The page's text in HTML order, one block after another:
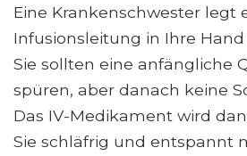
Eine Krankenschwester legt
Infusionsleitung in Ihre
Sie sollten eine anfängliche
spüren, aber danach keine
Das IV-Medikament wird
Sie schläfrig und entspannt